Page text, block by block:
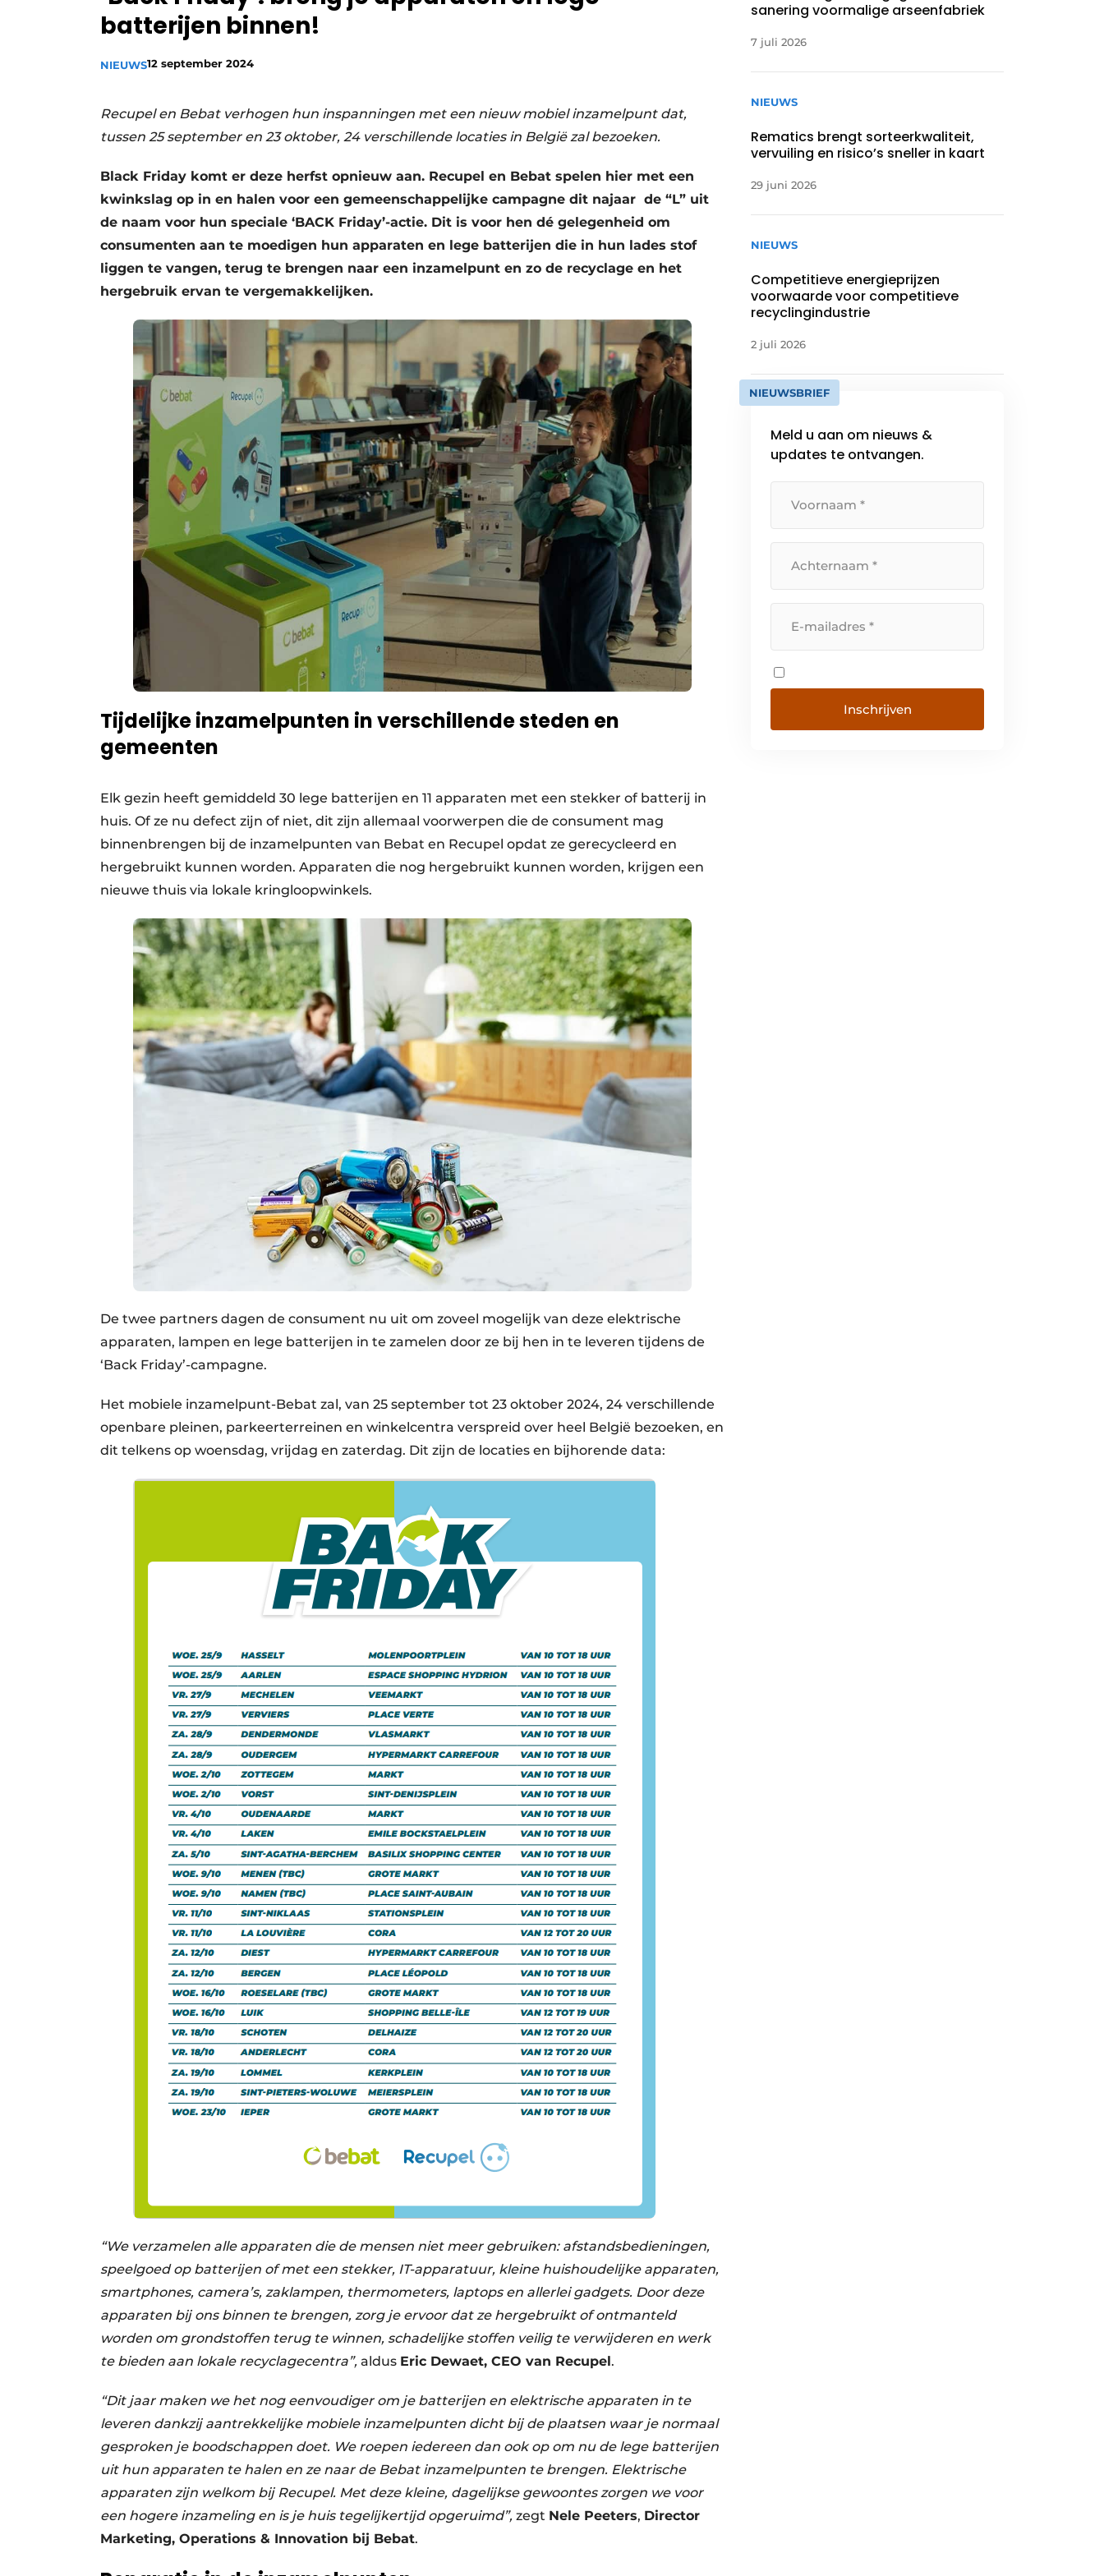
Vacature aanmelden
Video’s
batterijen binnen!
NIEUWS12 september 2024
Recupel en Bebat verhogen hun inspanningen met een nieuw mobiel inzamelpunt dat,
tussen 25 september en 23 oktober, 24 verschillende locaties in België zal bezoeken.
Black Friday komt er deze herfst opnieuw aan. Recupel en Bebat spelen hier met een
kwinkslag op in en halen voor een gemeenschappelijke campagne dit najaar ​ de “L” uit
de naam voor hun speciale ‘BACK Friday’-actie. Dit is voor hen dé gelegenheid om
consumenten aan te moedigen hun apparaten en lege batterijen die in hun lades stof
liggen te vangen, terug te brengen naar een inzamelpunt en zo de recyclage en het
hergebruik ervan te vergemakkelijken.
Tijdelijke inzamelpunten in verschillende steden en
gemeenten
Elk gezin heeft gemiddeld 30 lege batterijen en 11 apparaten met een stekker of batterij in
huis. Of ze nu defect zijn of niet, dit zijn allemaal voorwerpen die de consument mag
binnenbrengen bij de inzamelpunten van Bebat en Recupel opdat ze gerecycleerd en
hergebruikt kunnen worden. Apparaten die nog hergebruikt kunnen worden, krijgen een
nieuwe thuis via lokale kringloopwinkels.
De twee partners dagen de consument nu uit om zoveel mogelijk van deze elektrische
apparaten, lampen en lege batterijen in te zamelen door ze bij hen in te leveren tijdens de
‘Back Friday’-campagne.
Het mobiele inzamelpunt-Bebat zal, van 25 september tot 23 oktober 2024, 24 verschillende
openbare pleinen, parkeerterreinen en winkelcentra verspreid over heel België bezoeken, en
dit telkens op woensdag, vrijdag en zaterdag. Dit zijn de locaties en bijhorende data:
“We verzamelen alle apparaten die de mensen niet meer gebruiken: afstandsbedieningen,
speelgoed op batterijen of met een stekker, IT-apparatuur, kleine huishoudelijke apparaten,
smartphones, camera’s, zaklampen, thermometers, laptops en allerlei gadgets. Door deze
apparaten bij ons binnen te brengen, zorg je ervoor dat ze hergebruikt of ontmanteld
worden om grondstoffen terug te winnen, schadelijke stoffen veilig te verwijderen en werk
te bieden aan lokale recyclagecentra”, aldus Eric Dewaet, CEO van Recupel.
“Dit jaar maken we het nog eenvoudiger om je batterijen en elektrische apparaten in te
leveren dankzij aantrekkelijke mobiele inzamelpunten dicht bij de plaatsen waar je normaal
gesproken je boodschappen doet. We roepen iedereen dan ook op om nu de lege batterijen
uit hun apparaten te halen en ze naar de Bebat inzamelpunten te brengen. Elektrische
apparaten zijn welkom bij Recupel. Met deze kleine, dagelijkse gewoontes zorgen we voor
een hogere inzameling en is je huis tegelijkertijd opgeruimd”, zegt Nele Peeters, Director
Marketing, Operations & Innovation bij Bebat.
sanering voormalige arseenfabriek
7 juli 2026
NIEUWS
Rematics brengt sorteerkwaliteit,
vervuiling en risico’s sneller in kaart
29 juni 2026
NIEUWS
Competitieve energieprijzen
voorwaarde voor competitieve
recyclingindustrie
2 juli 2026
NIEUWSBRIEF
Meld u aan om nieuws &
updates te ontvangen.